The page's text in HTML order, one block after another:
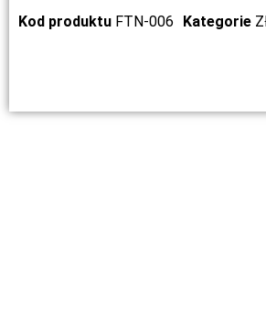
Kod produktu FTN-006 Kategorie